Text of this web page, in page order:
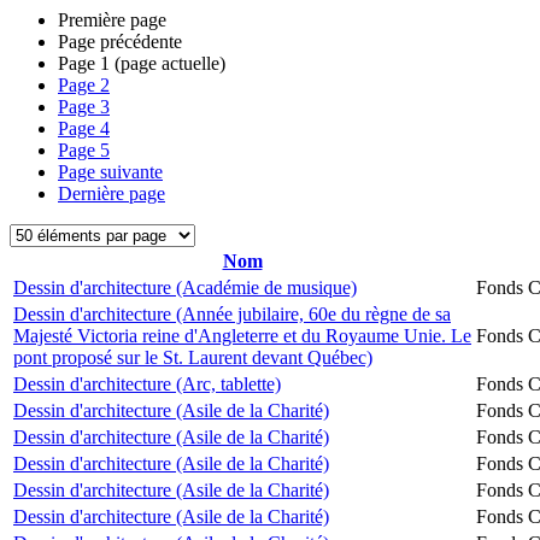
Première page
Page précédente
Page 1 (page actuelle)
Page 2
Page 3
Page 4
Page 5
Page suivante
Dernière page
Nom
Dessin d'architecture (Académie de musique)
Fonds
Dessin d'architecture (Année jubilaire, 60e du règne de sa
Majesté Victoria reine d'Angleterre et du Royaume Unie. Le
pont proposé sur le St. Laurent devant Québec)
Fonds
Dessin d'architecture (Arc, tablette)
Fonds
Dessin d'architecture (Asile de la Charité)
Fonds
Dessin d'architecture (Asile de la Charité)
Fonds
Dessin d'architecture (Asile de la Charité)
Fonds
Dessin d'architecture (Asile de la Charité)
Fonds
Dessin d'architecture (Asile de la Charité)
Fonds